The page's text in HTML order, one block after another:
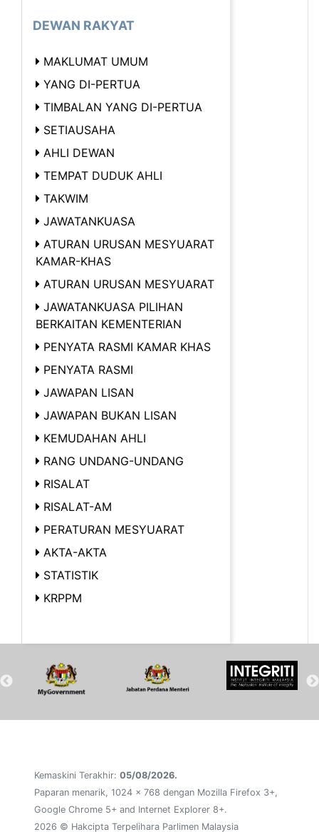
DEWAN RAKYAT
MAKLUMAT UMUM
YANG DI-PERTUA
TIMBALAN YANG DI-PERTUA
SETIAUSAHA
AHLI DEWAN
TEMPAT DUDUK AHLI
TAKWIM
JAWATANKUASA
ATURAN URUSAN MESYUARAT
KAMAR-KHAS
ATURAN URUSAN MESYUARAT
JAWATANKUASA PILIHAN
BERKAITAN KEMENTERIAN
PENYATA RASMI KAMAR KHAS
PENYATA RASMI
JAWAPAN LISAN
JAWAPAN BUKAN LISAN
KEMUDAHAN AHLI
RANG UNDANG-UNDANG
RISALAT
RISALAT-AM
PERATURAN MESYUARAT
AKTA-AKTA
STATISTIK
KRPPM
Kemaskini Terakhir: 05/08/2026.
Paparan menarik, 1024 x 768 dengan Mozilla Firefox 3+,
Google Chrome 5+ and Internet Explorer 8+.
2026 © Hakcipta Terpelihara Parlimen Malaysia